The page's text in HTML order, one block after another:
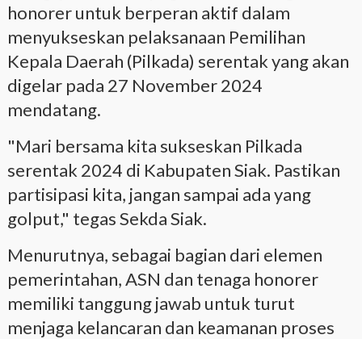
honorer untuk berperan aktif dalam
menyukseskan pelaksanaan Pemilihan
Kepala Daerah (Pilkada) serentak yang akan
digelar pada 27 November 2024
mendatang.
"Mari bersama kita sukseskan Pilkada
serentak 2024 di Kabupaten Siak. Pastikan
partisipasi kita, jangan sampai ada yang
golput," tegas Sekda Siak.
Menurutnya, sebagai bagian dari elemen
pemerintahan, ASN dan tenaga honorer
memiliki tanggung jawab untuk turut
menjaga kelancaran dan keamanan proses